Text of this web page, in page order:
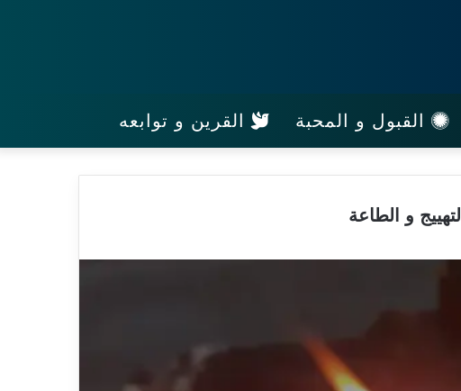
القبول و المحبة القرين و توابعه
و الطاعة